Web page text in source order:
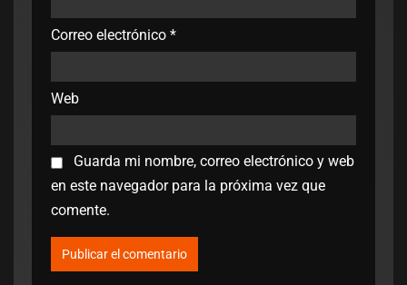
Correo electrónico *
Web
Guarda mi nombre, correo electrónico y web
en este navegador para la próxima vez que
comente.